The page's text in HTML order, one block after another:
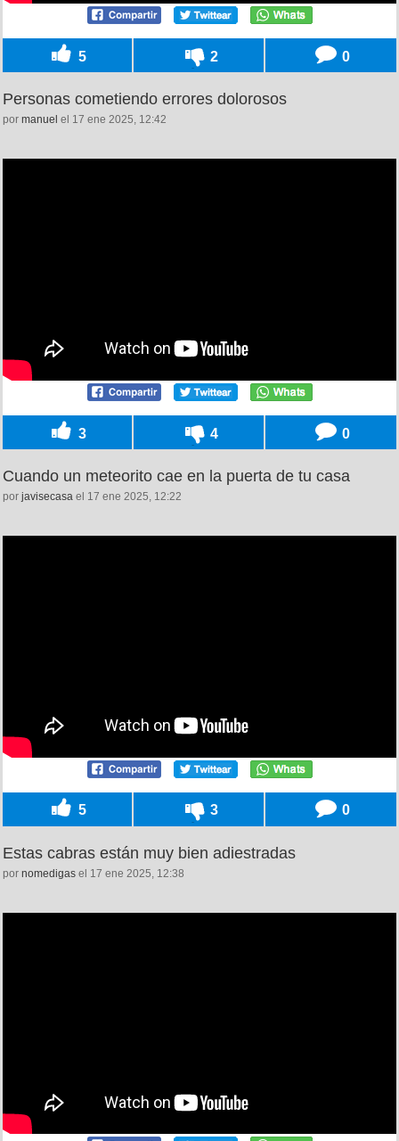
5 2 0
Personas cometiendo errores dolorosos
por manuel el 17 ene 2025, 12:42
3 4 0
Cuando un meteorito cae en la puerta de tu casa
por javisecasa el 17 ene 2025, 12:22
5 3 0
Estas cabras están muy bien adiestradas
por nomedigas el 17 ene 2025, 12:38